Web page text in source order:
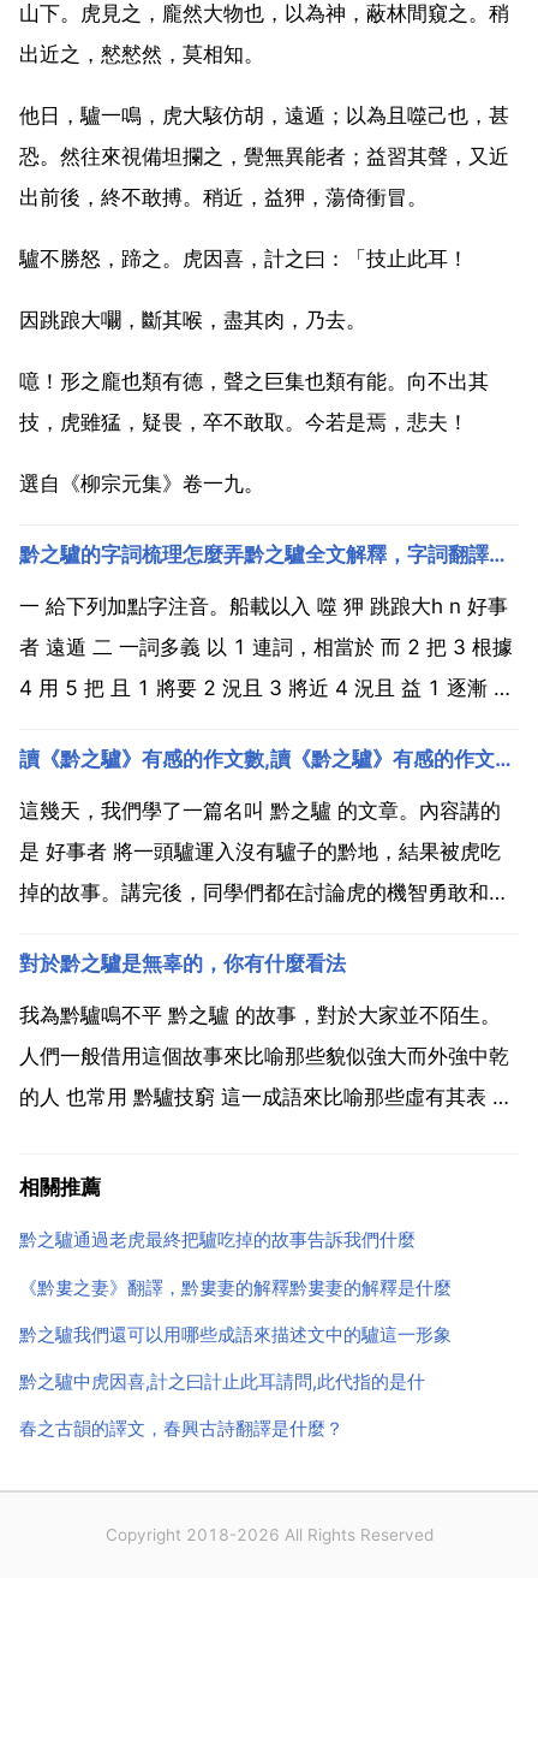
山下。虎見之，龐然大物也，以為神，蔽林間窺之。稍
出近之，憖憖然，莫相知。
他日，驢一鳴，虎大駭仿胡，遠遁；以為且噬己也，甚
恐。然往來視備坦攔之，覺無異能者；益習其聲，又近
出前後，終不敢搏。稍近，益狎，蕩倚衝冒。
驢不勝怒，蹄之。虎因喜，計之曰：「技止此耳！
因跳踉大㘚，斷其喉，盡其肉，乃去。
噫！形之龐也類有德，聲之巨集也類有能。向不出其
技，虎雖猛，疑畏，卒不敢取。今若是焉，悲夫！
選自《柳宗元集》卷一九。
黔之驢的字詞梳理怎麼弄黔之驢全文解釋，字詞翻譯，文章主題
一 給下列加點字注音。船載以入 噬 狎 跳踉大h n 好事
者 遠遁 二 一詞多義 以 1 連詞，相當於 而 2 把 3 根據
4 用 5 把 且 1 將要 2 況且 3 將近 4 況且 益 1 逐漸 2
有好事者船載以入。至則無可用，放...
讀《黔之驢》有感的作文數,讀《黔之驢》有感的作文500字數
這幾天，我們學了一篇名叫 黔之驢 的文章。內容講的
是 好事者 將一頭驢運入沒有驢子的黔地，結果被虎吃
掉的故事。講完後，同學們都在討論虎的機智勇敢和驢
者用船把驢運入黔地，至則無可用，放之山下。然後就
是虎懼驢 虎識驢 虎戲驢 虎吃驢。不難看出 起因是好
事...
對於黔之驢是無辜的，你有什麼看法
我為黔驢鳴不平 黔之驢 的故事，對於大家並不陌生。
人們一般借用這個故事來比喻那些貌似強大而外強中乾
的人 也常用 黔驢技窮 這一成語來比喻那些虛有其表 本
牲品，是一個慘死在 好事者 黔之人 和 黔之虎 手下的無
相關推薦
黔之驢通過老虎最終把驢吃掉的故事告訴我們什麼
《黔婁之妻》翻譯，黔婁妻的解釋黔婁妻的解釋是什麼
黔之驢我們還可以用哪些成語來描述文中的驢這一形象
黔之驢中虎因喜,計之曰計止此耳請問,此代指的是什
春之古韻的譯文，春興古詩翻譯是什麼？
Copyright 2018-2026 All Rights Reserved